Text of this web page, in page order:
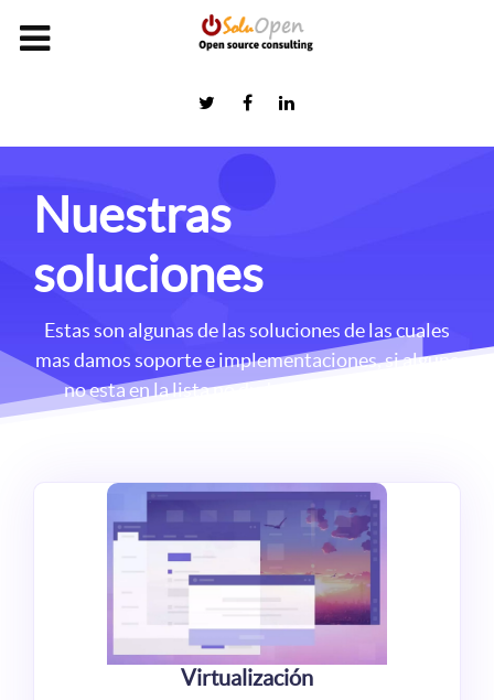
Nuestras
soluciones
Estas son algunas de las soluciones de las cuales
mas damos soporte e implementaciones, si alguna
no esta en la lista no dudes en consultarnos
Virtualización